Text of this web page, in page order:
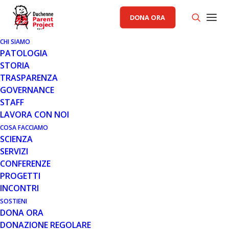
DONA ORA
CHI SIAMO
PATOLOGIA
STORIA
TRASPARENZA
GOVERNANCE
STAFF
LAVORA CON NOI
COSA FACCIAMO
SCIENZA
SERVIZI
CONFERENZE
PROGETTI
INCONTRI
SOSTIENI
DONA ORA
DONAZIONE REGOLARE
GENERALE,RACCOLTA FONDI PP
7 MAR 2022
TUTTI IN SELLA IN VAL PUSTERIA
CON DOLOMITI FOR DUCHENNE